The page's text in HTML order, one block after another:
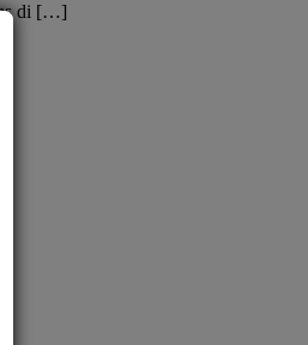
di […]